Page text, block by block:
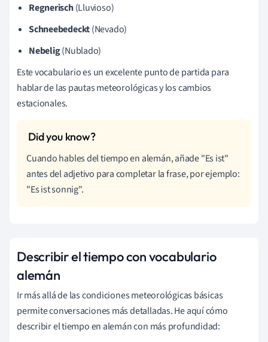
Regnerisch(Lluvioso)
Schneebedeckt(Nevado)
Nebelig(Nublado)
Este vocabulario es un excelente punto de partida para
hablar de las pautas meteorológicas y los cambios
estacionales.
Cuando hables del tiempo en alemán, añade "Es ist"
antes del adjetivo para completar la frase, por ejemplo:
"Es ist sonnig".
Describir el tiempo con vocabulario
alemán
Ir más allá de las condiciones meteorológicas básicas
permite conversaciones más detalladas. He aquí cómo
describir el tiempo en alemán con más profundidad: